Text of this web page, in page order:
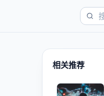
相关推荐
爱